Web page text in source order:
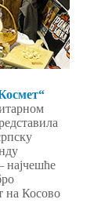
најчешће
на Косово